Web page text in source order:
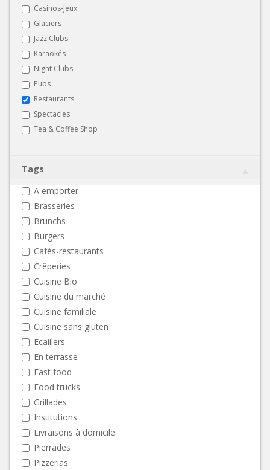
Casinos-Jeux
Glaciers
Jazz Clubs
Karaokés
Night Clubs
Pubs
Restaurants
Spectacles
Tea & Coffee Shop
Tags
A emporter
Brasseries
Brunchs
Burgers
Cafés-restaurants
Crêperies
Cuisine Bio
Cuisine du marché
Cuisine familiale
Cuisine sans gluten
Ecaiilers
En terrasse
Fast food
Food trucks
Grillades
Institutions
Livraisons à domicile
Pierrades
Pizzerias